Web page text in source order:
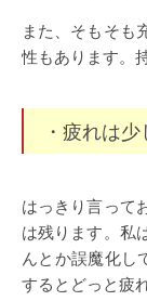
また、そもそも
性もあります。
・疲れは
はっきり言って
は残ります。私
んとか誤魔化し
するとどっと疲